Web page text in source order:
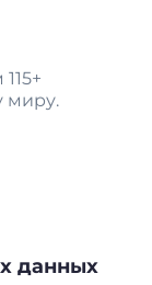
миру.
данных